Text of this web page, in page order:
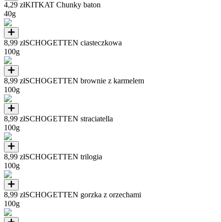
4,29 złKITKAT Chunky baton
40g
8,99 złSCHOGETTEN ciasteczkowa
100g
8,99 złSCHOGETTEN brownie z karmelem
100g
8,99 złSCHOGETTEN straciatella
100g
8,99 złSCHOGETTEN trilogia
100g
8,99 złSCHOGETTEN gorzka z orzechami
100g